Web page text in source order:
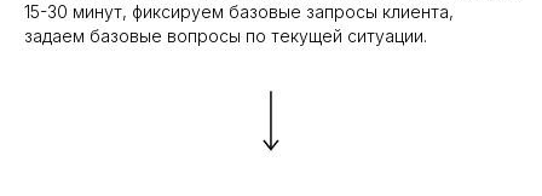
15-30 минут, фиксируем базовые запросы клиента,
задаем базовые вопросы по текущей ситуации.